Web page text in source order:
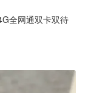
全网通双卡双待